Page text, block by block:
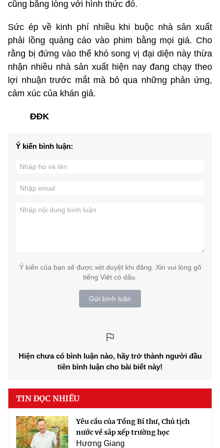
cũng bằng lòng với hình thức đó.
Sức ép về kinh phí nhiều khi buộc nhà sản xuất
phải lồng quảng cáo vào phim bằng mọi giá. Cho
rằng bị đứng vào thế khó song vị đại diện này thừa
nhận nhiều nhà sản xuất hiện nay đang chạy theo
lợi nhuận trước mắt mà bỏ qua những phản ứng,
cảm xúc của khán giả.
ĐĐK
Ý kiến bình luận:
Ý kiến của bạn sẽ được xét duyệt khi đăng. Xin vui lòng gõ
tiếng Việt có dấu.
Gửi bình luận
Hiện chưa có bình luận nào, hãy trở thành người đầu
tiên bình luận cho bài biết này!
TIN ĐỌC NHIỀU
Yêu cầu của Tổng Bí thư, Chủ tịch
nước về sắp xếp trường học
Hương Giang